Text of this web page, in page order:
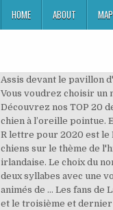
HOME ABOUT
Assis devant le pavillon
Vous voudrez choisir un
Découvrez nos TOP 20
chien à l’oreille pointue.
R lettre pour 2020 est le
chiens sur le thème de
irlandaise. Le choix du
deux syllabes avec une
animés de … Les fans de
et le troisième et dernier